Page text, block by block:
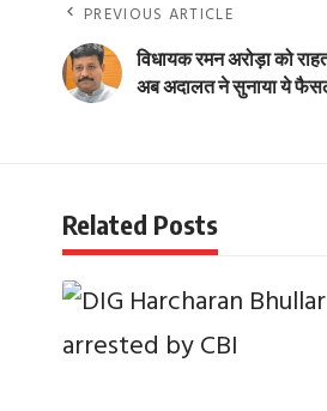
PREVIOUS ARTICLE
विधायक रमन अरोड़ा को
अब अदालत ने सुनाया ये
Related Posts